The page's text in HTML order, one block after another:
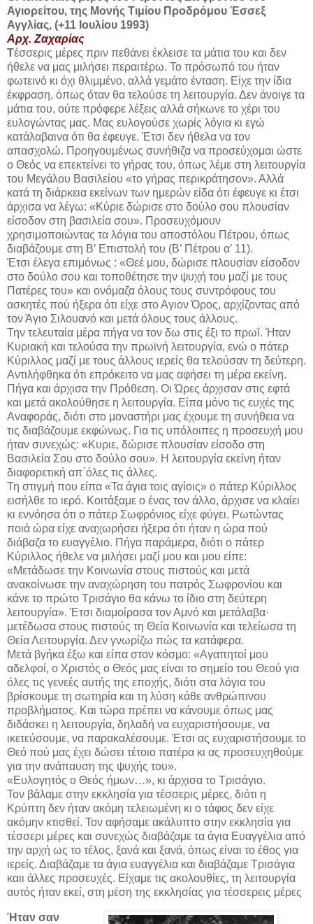
Αγιορείτου, της Μονής Τιμίου Προδρόμου Έσσεξ
Αγγλίας, (+11 Ιουλίου 1993)
Αρχ. Ζαχαρίας
Τέσσερις μέρες πριν πεθάνει έκλεισε τα μάτια του και δεν
ήθελε να μας μιλήσει περαιτέρω. Το πρόσωπό του ήταν
φωτεινό κι όχι θλιμμένο, αλλά γεμάτο ένταση. Είχε την ίδια
έκφραση, όπως όταν θα τελούσε τη λειτουργία. Δεν άνοιγε τα
μάτια του, ούτε πρόφερε λέξεις αλλά σήκωνε το χέρι του
ευλογώντας μας. Μας ευλογούσε χωρίς λόγια κι εγώ
κατάλαβαινα ότι θα έφευγε. Έτσι δεν ήθελα να τον
απασχολώ. Προηγουμένως συνήθιζα να προσεύχομαι ώστε
ο Θεός να επεκτείνει το γήρας του, όπως λέμε στη λειτουργία
του Μεγάλου Βασιλείου «το γήρας περικράτησον». Αλλά
κατά τη διάρκεια εκείνων των ημερών είδα ότι έφευγε κι έτσι
άρχισα να λέγω: «Κύριε δώρισε στο δούλο σου πλουσίαν
είσοδον στη βασιλεία σου». Προσευχόμουν
χρησιμοποιώντας τα λόγια του αποστόλου Πέτρου, όπως
διαβάζουμε στη Β’ Επιστολή του (Β’ Πέτρου α’ 11).
Έτσι έλεγα επιμόνως : «Θεέ μου, δώρισε πλουσίαν είσοδον
στο δούλο σου και τοποθέτησε την ψυχή του μαζί με τους
Πατέρες του» και ονόμαζα όλους τους συντρόφους του
ασκητές πού ήξερα ότι είχε στο Αγιον Όρος, αρχίζοντας από
τον Άγιο Σιλουανό και μετά όλους τους άλλους.
Την τελευταία μέρα πήγα να τον δω στις έξι το πρωΐ. Ήταν
Κυριακή και τελούσα την πρωϊνή λειτουργία, ενώ ο πάτερ
Κύριλλος μαζί με τους άλλους ιερείς θα τελούσαν τη δεύτερη.
Αντιλήφθηκα ότι επρόκειτο να μας αφήσει τη μέρα εκείνη.
Πήγα και άρχισα την Πρόθεση. Οι Ώρες άρχισαν στις εφτά
και μετά ακολούθησε η λειτουργία. Είπα μόνο τις ευχές της
Αναφοράς, διότι στο μοναστήρι μας έχουμε τη συνήθεια να
τις διαβάζουμε εκφώνως. Για τις υπόλοιπες η προσευχή μου
ήταν συνεχώς: «Κυριε, δώρισε πλουσίαν είσοδο στη
Βασιλεία Σου στο δούλο σου». Η λειτουργία εκείνη ήταν
διαφορετική απ΄όλες τις άλλες.
Τη στιγμή που είπα «Τα άγια τοις αγίοις» ο πάτερ Κύριλλος
εισήλθε το ιερό. Κοιτάξαμε ο ένας τον άλλο, άρχισε να κλαίει
κι εννόησα ότι ο πάτερ Σωφρόνιος είχε φύγει. Ρωτώντας
ποιά ώρα είχε αναχωρήσει ήξερα ότι ήταν η ώρα πού
διάβαζα το ευαγγέλιο. Πήγα παράμερα, διότι ο πάτερ
Κύριλλος ήθελε να μιλήσει μαζί μου και μου είπε:
«Μετάδωσε την Κοινωνία στους πιστούς και μετά
ανακοίνωσε την αναχώρηση του πατρός Σωφρονίου και
κάνε το πρώτο Τρισάγιο θα κάνω το ίδιο στη δεύτερη
λειτουργία». Έτσι διαμοίρασα τον Αμνό και μετάλαβα·
μετέδωσα στους πιστούς τη Θεία Κοινωνία και τελείωσα τη
Θεία Λειτουργία. Δεν γνωρίζω πώς τα κατάφερα.
Μετά βγήκα έξω και είπα στον κόσμο: «Αγαπητοί μου
αδελφοί, ο Χριστός ο Θεός μας είναι το σημείο του Θεού για
όλες τις γενεές αυτής της εποχής, διότι στα λόγια του
βρίσκουμε τη σωτηρία και τη λύση κάθε ανθρώπινου
προβλήματος. Και τώρα πρέπει να κάνουμε όπως μας
διδάσκει η λειτουργία, δηλαδή να ευχαριστήσουμε, να
ικετεύσουμε, να παρακαλέσουμε. Έτσι ας ευχαριστήσουμε το
Θεό πού μας έχει δώσει τέτοιο πατέρα κι ας προσευχηθούμε
για την ανάπαυση της ψυχής του».
«Ευλογητός ο Θεός ήμων…», κι άρχισα το Τρισάγιο.
Τον βάλαμε στην εκκλησία για τέσσερις μέρες, διότι η
Κρύπτη δεν ήταν ακόμη τελειωμένη κι ο τάφος δεν είχε
ακόμην κτισθεί. Τον αφήσαμε ακάλυπτο στην εκκλησία για
τέσσερι μέρες και συνεχώς διαβάζαμε τα άγια Ευαγγέλια από
την αρχή ως το τέλος, ξανά και ξανά, όπως είναι το έθος για
ιερείς. Διαβάζαμε τα άγια ευαγγέλια και διαβάζαμε Τρισάγια
καιι άλλες προσευχές. Είχαμε τις ακολουθίες, τη λειτουργία
αυτός ήταν εκεί, στη μέση της εκκλησίας για τέσσερεις μέρες
Ήταν σαν